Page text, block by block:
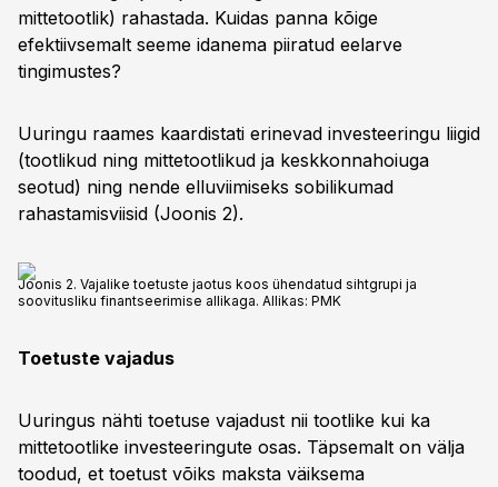
mittetootlik) rahastada. Kuidas panna kõige
efektiivsemalt seeme idanema piiratud eelarve
tingimustes?
Uuringu raames kaardistati erinevad investeeringu liigid
(tootlikud ning mittetootlikud ja keskkonnahoiuga
seotud) ning nende elluviimiseks sobilikumad
rahastamisviisid (Joonis 2).
Joonis 2. Vajalike toetuste jaotus koos ühendatud sihtgrupi ja
soovitusliku finantseerimise allikaga. Allikas: PMK
Toetuste vajadus
Uuringus nähti toetuse vajadust nii tootlike kui ka
mittetootlike investeeringute osas. Täpsemalt on välja
toodud, et toetust võiks maksta väiksema